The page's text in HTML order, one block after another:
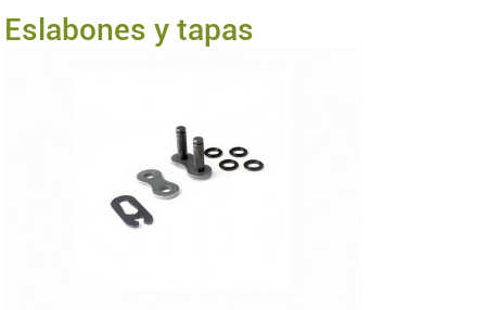
Eslabones y tapas